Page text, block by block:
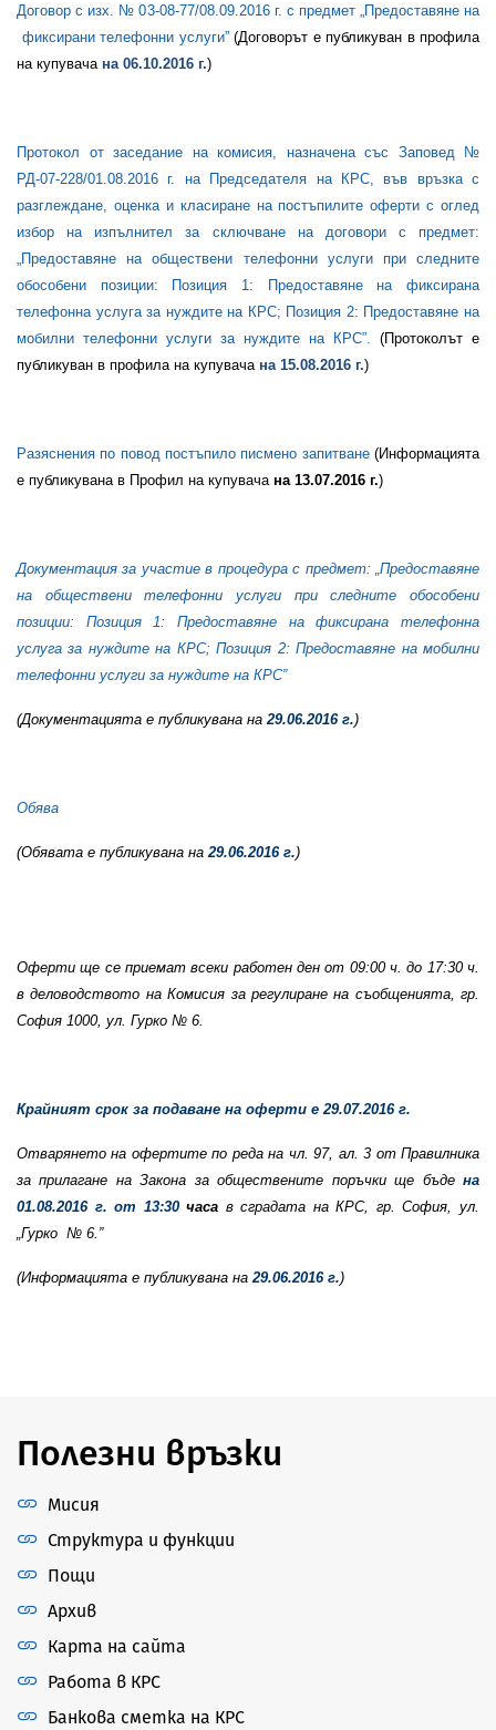
Договор с изх. № 03-08-77/08.09.2016 г. с предмет „Предоставяне на
фиксирани телефонни услуги”(Договорът е публикуван в профила
на купувача на 06.10.2016 г.)
Протокол от заседание на комисия, назначена със Заповед №
РД-07-228/01.08.2016 г. на Председателя на КРС, във връзка с
разглеждане, оценка и класиране на постъпилите оферти с оглед
избор на изпълнител за сключване на договори с предмет:
„Предоставяне на обществени телефонни услуги при следните
обособени позиции: Позиция 1: Предоставяне на фиксирана
телефонна услуга за нуждите на КРС; Позиция 2: Предоставяне на
мобилни телефонни услуги за нуждите на КРС”. (Протоколът е
публикуван в профила на купувача на 15.08.2016 г.)
Разяснения по повод постъпило писмено запитване(Информацията
е публикувана в Профил на купувача на 13.07.2016 г.)
Документация за участие в процедура с предмет: „Предоставяне
на обществени телефонни услуги при следните обособени
позиции: Позиция 1: Предоставяне на фиксирана телефонна
услуга за нуждите на КРС; Позиция 2: Предоставяне на мобилни
телефонни услуги за нуждите на КРС”
(Документацията е публикувана на 29.06.2016 г.)
Обява
(Обявата е публикувана на 29.06.2016 г.)
Оферти ще се приемат всеки работен ден от 09:00 ч. до 17:30 ч.
в деловодството на Комисия за регулиране на съобщенията, гр.
София 1000, ул. Гурко № 6.
Крайният срок за подаване на оферти е 29.07.2016 г.
Отварянето на офертите по реда на чл. 97, ал. 3 от Правилника
за прилагане на Закона за обществените поръчкище бъдена
01.08.2016г. от 13:30часа в сградата на КРС, гр. София, ул.
„Гурко № 6. ”
(Информацията е публикувана на 29.06.2016 г.)
Полезни връзки
Мисия
Структура и функции
Пощи
Архив
Карта на сайта
Работа в КРС
Банкова сметка на КРС